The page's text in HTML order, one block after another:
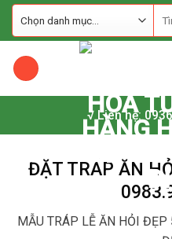
Skip
√ Liên hệ:
ĐẶT TRÁP ĂN
MẪU TRÁP LỄ ĂN HỎI